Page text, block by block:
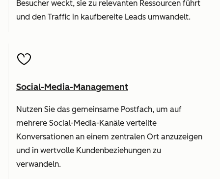
Besucher weckt, sie zu relevanten Ressourcen führt
und den Traffic in kaufbereite Leads umwandelt.
Social-Media-Management
Nutzen Sie das gemeinsame Postfach, um auf
mehrere Social-Media-Kanäle verteilte
Konversationen an einem zentralen Ort anzuzeigen
und in wertvolle Kundenbeziehungen zu
verwandeln.